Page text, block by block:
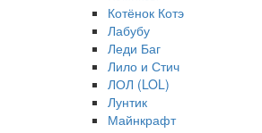
Котёнок Котэ
Лабубу
Леди Баг
Лило и Стич
ЛОЛ (LOL)
Лунтик
Майнкрафт